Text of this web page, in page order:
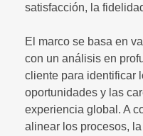
satisfacción, la
El marco se basa en
con un análisis en
cliente para identificar
oportunidades y las
experiencia global. A
alinear los procesos,